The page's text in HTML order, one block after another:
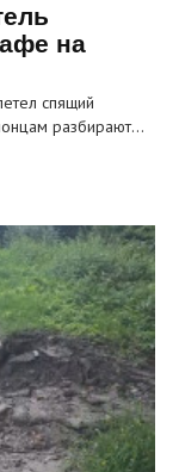
на
спящий
разбирают…